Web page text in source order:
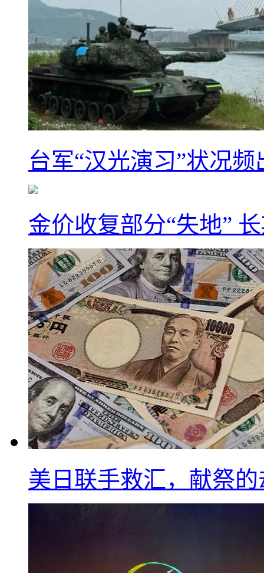
台军“汉光演习”状况
金价收复部分“失地”
美日联手救汇，献祭